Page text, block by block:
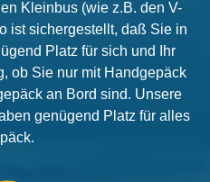
Kleinbus (wie z.B. den V-
ist sichergestellt, daß Sie in
Platz für sich und Ihr
ob Sie nur mit Handgepäck
an Bord sind. Unsere
genügend Platz für alles